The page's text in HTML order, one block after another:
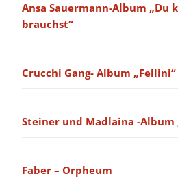
Ansa Sauermann-Album „Du
brauchst“
Crucchi Gang- Album „Fellini“
Steiner und Madlaina -Album
Faber – Orpheum